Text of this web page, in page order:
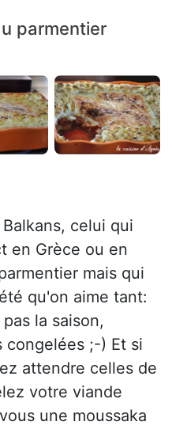
parmentier
celui qui
en Grèce ou en
mais qui
qu'on aime tant:
la saison,
congelées ;-) Et si
attendre celles de
votre viande
une moussaka